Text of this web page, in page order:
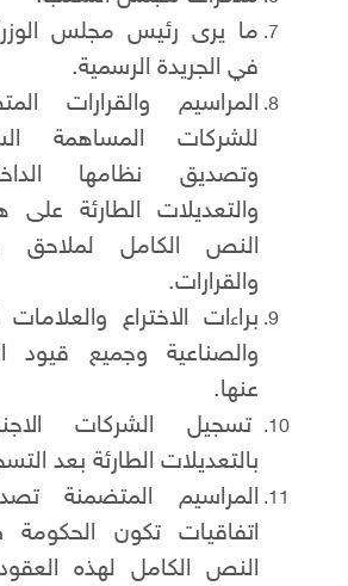
ما يرى رئيس مجلس
في الجريدة الرسمية.
المراسيم والقرارات
للشركات المساهمة
وتصديق نظامها
والتعديلات الطارئة على
النص الكامل لملاحق
والقرارات.
براءات الاختراع والعلامات
والصناعية وجميع قيود
عنها.
تسجيل الشركات
بالتعديلات الطارئة بعد
المراسيم المتضمنة
اتفاقيات تكون الحكومة
النص الكامل لهذه العقود